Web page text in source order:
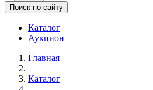
Поиск по сайту
Каталог
Аукцион
Главная
Каталог